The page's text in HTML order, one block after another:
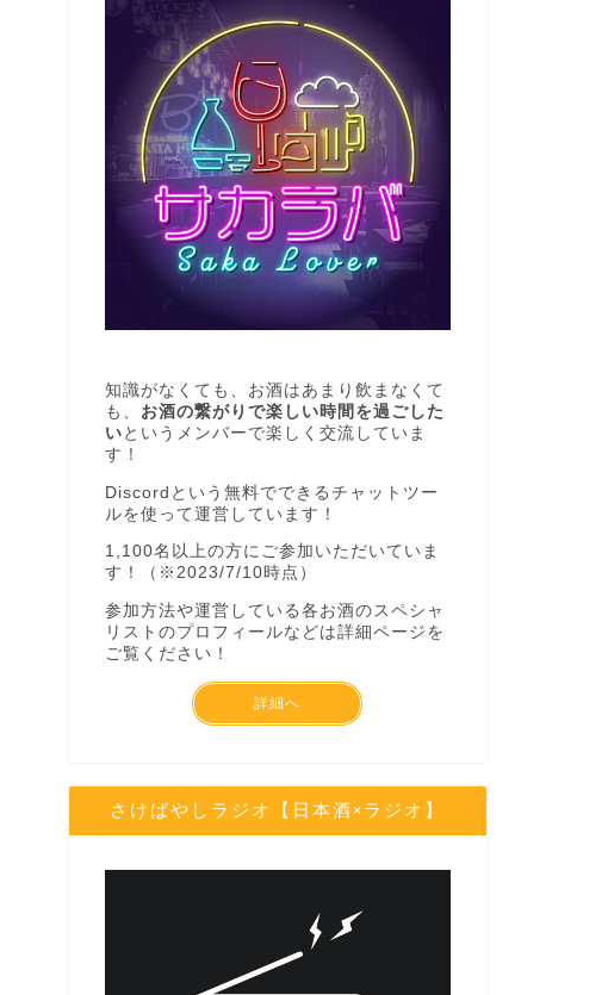
知識がなくても、お酒はあまり飲まなくて
も、 お酒の繋がりで楽しい時間を過ごした
い というメンバーで楽しく交流していま
す！
Discordという無料でできるチャットツー
ルを使って運営しています！
1,100名以上の方にご参加いただいていま
す！（※2023/7/10時点）
参加方法や運営している各お酒のスペシャ
リストのプロフィールなどは詳細ページを
ご覧ください！
詳細へ
さけばやしラジオ【日本酒×ラジオ】